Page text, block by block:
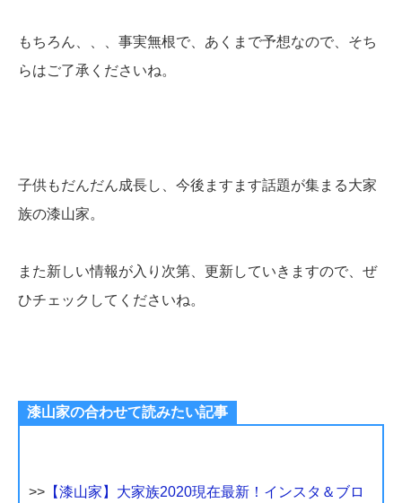
もちろん、、、事実無根で、あくまで予想なので、そち
らはご了承くださいね。
子供もだんだん成長し、今後ますます話題が集まる大家
族の漆山家。
また新しい情報が入り次第、更新していきますので、ぜ
ひチェックしてくださいね。
漆山家の合わせて読みたい記事
>> 【漆山家】大家族2020現在最新！インスタ＆ブロ